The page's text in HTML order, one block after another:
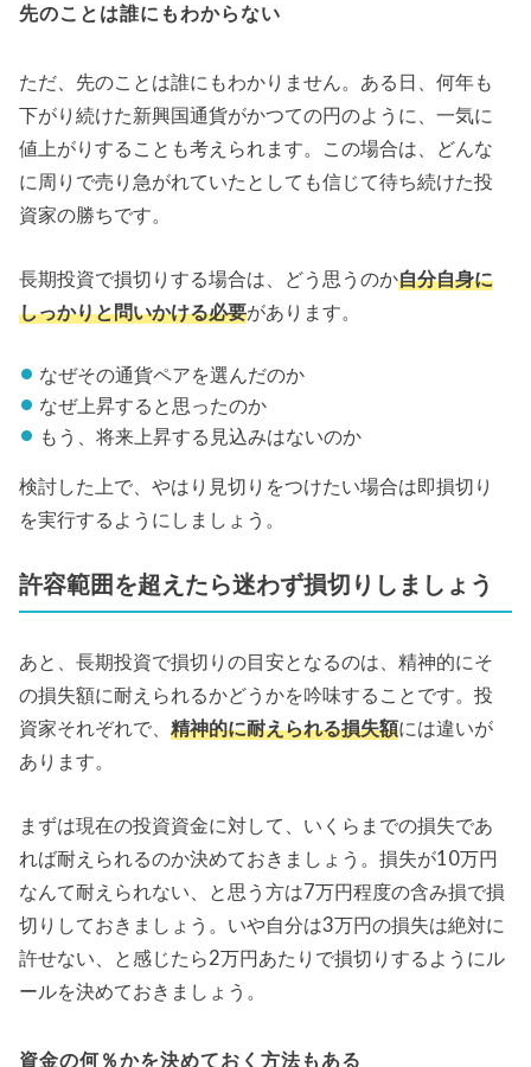
先のことは誰にもわからない
ただ、先のことは誰にもわかりません。ある日、何年も
下がり続けた新興国通貨がかつての円のように、一気に
値上がりすることも考えられます。この場合は、どんな
に周りで売り急がれていたとしても信じて待ち続けた投
資家の勝ちです。
長期投資で損切りする場合は、どう思うのか自分自身に
しっかりと問いかける必要があります。
なぜその通貨ペアを選んだのか
なぜ上昇すると思ったのか
もう、将来上昇する見込みはないのか
検討した上で、やはり見切りをつけたい場合は即損切り
を実行するようにしましょう。
許容範囲を超えたら迷わず損切りしましょう
あと、長期投資で損切りの目安となるのは、精神的にそ
の損失額に耐えられるかどうかを吟味することです。投
資家それぞれで、精神的に耐えられる損失額には違いが
あります。
まずは現在の投資資金に対して、いくらまでの損失であ
れば耐えられるのか決めておきましょう。損失が10万円
なんて耐えられない、と思う方は7万円程度の含み損で損
切りしておきましょう。いや自分は3万円の損失は絶対に
許せない、と感じたら2万円あたりで損切りするようにル
ールを決めておきましょう。
資金の何％かを決めておく方法もある